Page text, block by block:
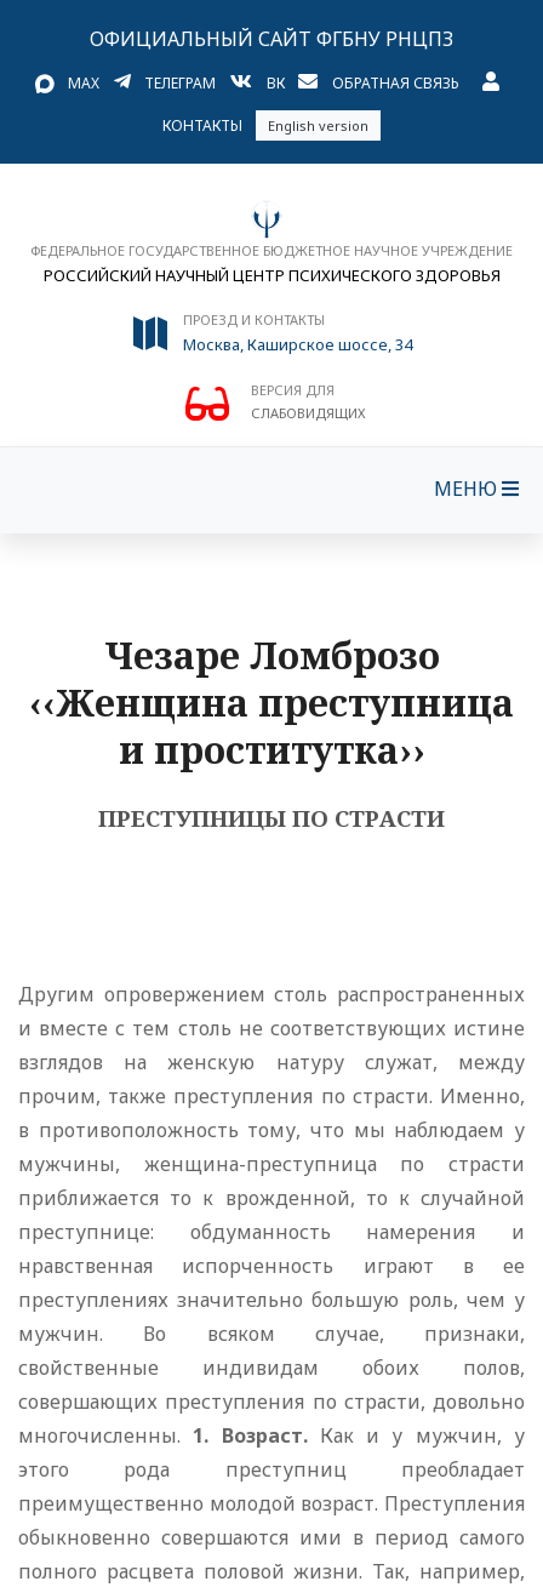
ОФИЦИАЛЬНЫЙ САЙТ ФГБНУ РНЦПЗ
MAX ТЕЛЕГРАМ ВК ОБРАТНАЯ СВЯЗЬ
КОНТАКТЫ English version
ФЕДЕРАЛЬНОЕ ГОСУДАРСТВЕННОЕ БЮДЖЕТНОЕ НАУЧНОЕ УЧРЕЖДЕНИЕ
РОССИЙСКИЙ НАУЧНЫЙ ЦЕНТР ПСИХИЧЕСКОГО ЗДОРОВЬЯ
ПРОЕЗД И КОНТАКТЫ
Москва, Каширское шоссе, 34
ВЕРСИЯ ДЛЯ
СЛАБОВИДЯЩИХ
МЕНЮ
Чезаре Ломброзо
‹‹Женщина преступница
и проститутка››
ПРЕСТУПНИЦЫ ПО СТРАСТИ
Другим опровержением столь распространенных
и вместе с тем столь не соответствующих истине
взглядов на женскую натуру служат, между
прочим, также преступления по страсти. Именно,
в противоположность тому, что мы наблюдаем у
мужчины, женщина-преступница по страсти
приближается то к врожденной, то к случайной
преступнице: обдуманность намерения и
нравственная испорченность играют в ее
преступлениях значительно большую роль, чем у
мужчин. Во всяком случае, признаки,
свойственные индивидам обоих полов,
совершающих преступления по страсти, довольно
многочисленны. 1. Возраст.Как и у мужчин, у
этого рода преступниц преобладает
преимущественно молодой возраст. Преступления
обыкновенно совершаются ими в период самого
полного расцвета половой жизни. Так, например,